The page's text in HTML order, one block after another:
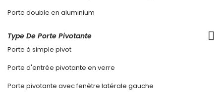
Porte double en aluminium
Type De Porte Pivotante
Porte à simple pivot
Porte d'entrée pivotante en verre
Porte pivotante avec fenêtre latérale gauche